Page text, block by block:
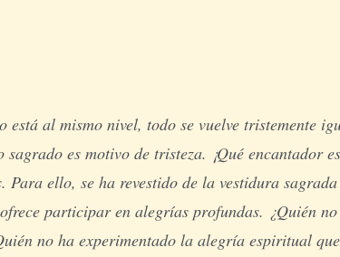
está al mismo nivel, todo se vuelve
sagrado es motivo de tristeza. ¡Qué
Para ello, se ha revestido de la vestidura
participar en alegrías profundas. ¿Quién
no ha experimentado la alegría espiritual